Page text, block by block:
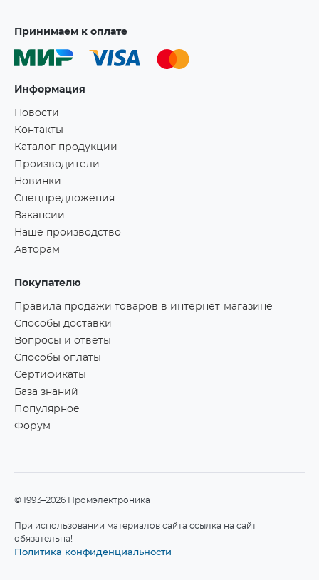
Принимаем к оплате
Информация
Новости
Контакты
Каталог продукции
Производители
Новинки
Спецпредложения
Вакансии
Наше производство
Авторам
Покупателю
Правила продажи товаров в интернет-магазине
Способы доставки
Вопросы и ответы
Способы оплаты
Сертификаты
База знаний
Популярное
Форум
©1993–2026 Промэлектроника
При использовании материалов сайта ссылка на сайт
обязательна!
Политика конфиденциальности